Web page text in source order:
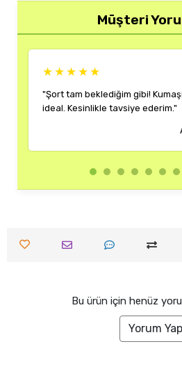
Müşteri
beklediğim gibi! Kumaşı çok kaliteli,
tavsiye ederim."
20
Bu ürün için henüz
Yorum Yap